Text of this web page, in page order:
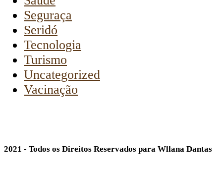
Seguraça
Seridó
Tecnologia
Turismo
Uncategorized
Vacinação
2021 - Todos os Direitos Reservados para Wllana Dantas